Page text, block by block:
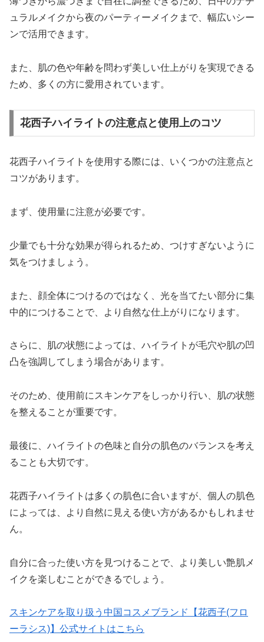
ュラルメイクから夜のパーティーメイクまで、幅広いシー
ンで活用できます。
また、肌の色や年齢を問わず美しい仕上がりを実現できる
ため、多くの方に愛用されています。
花西子ハイライトの注意点と使用上のコツ
花西子ハイライトを使用する際には、いくつかの注意点と
コツがあります。
まず、使用量に注意が必要です。
少量でも十分な効果が得られるため、つけすぎないように
気をつけましょう。
また、顔全体につけるのではなく、光を当てたい部分に集
中的につけることで、より自然な仕上がりになります。
さらに、肌の状態によっては、ハイライトが毛穴や肌の凹
凸を強調してしまう場合があります。
そのため、使用前にスキンケアをしっかり行い、肌の状態
を整えることが重要です。
最後に、ハイライトの色味と自分の肌色のバランスを考え
ることも大切です。
花西子ハイライトは多くの肌色に合いますが、個人の肌色
によっては、より自然に見える使い方があるかもしれませ
ん。
自分に合った使い方を見つけることで、より美しい艶肌メ
イクを楽しむことができるでしょう。
スキンケアを取り扱う中国コスメブランド【花西子(フロ
ーラシス)】公式サイトはこちら